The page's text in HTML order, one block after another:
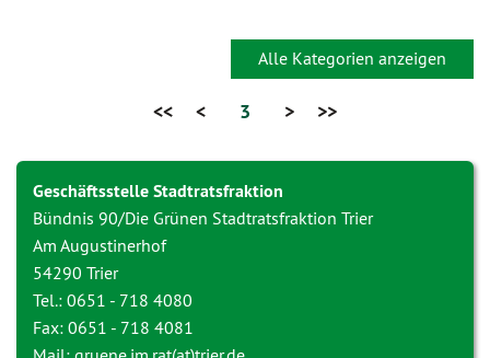
Alle Kategorien anzeigen
<< < 3 > >>
Geschäftsstelle Stadtratsfraktion
Bündnis 90/Die Grünen Stadtratsfraktion Trier
Am Augustinerhof
54290 Trier
Tel.: 0651 - 718 4080
Fax: 0651 - 718 4081